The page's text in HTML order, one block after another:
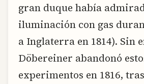
gran duque había
iluminación con gas
a Inglaterra en 1814). Sin
Döbereiner abandonó
experimentos en 1816,